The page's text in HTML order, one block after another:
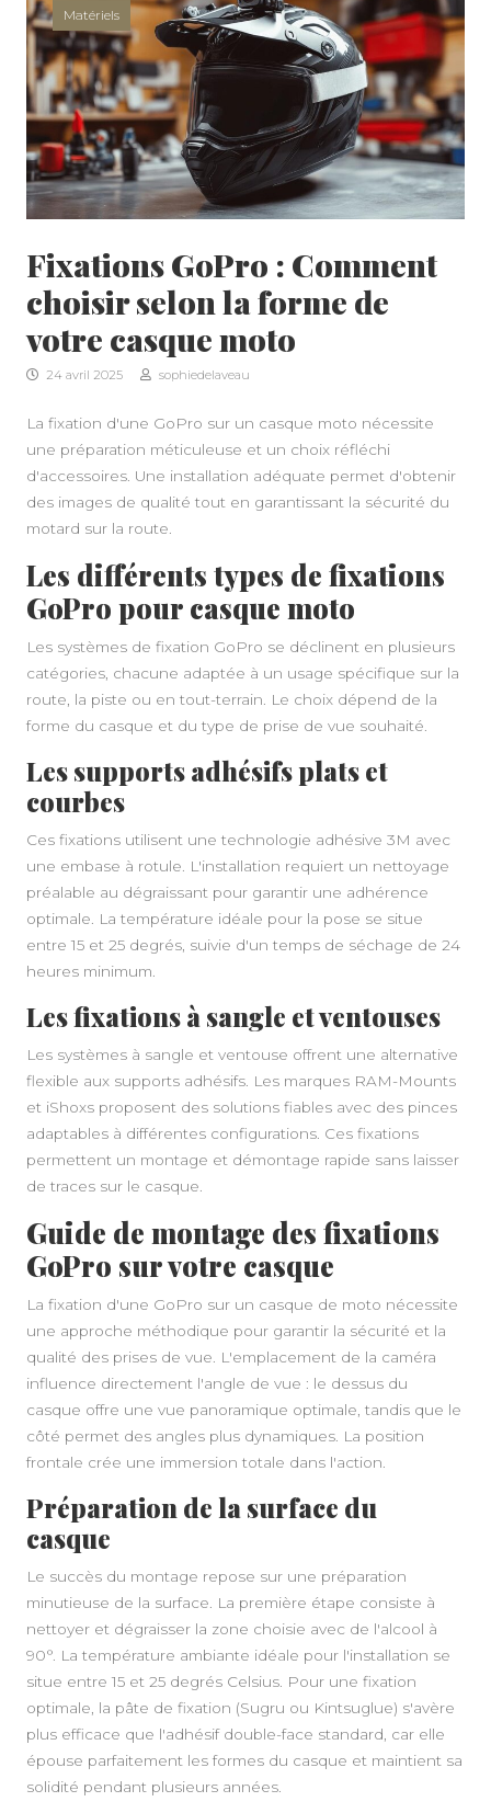
Matériels
Fixations GoPro : Comment
choisir selon la forme de
votre casque moto
24 avril 2025 sophiedelaveau
La fixation d'une GoPro sur un casque moto nécessite
une préparation méticuleuse et un choix réfléchi
d'accessoires. Une installation adéquate permet d'obtenir
des images de qualité tout en garantissant la sécurité du
motard sur la route.
Les différents types de fixations
GoPro pour casque moto
Les systèmes de fixation GoPro se déclinent en plusieurs
catégories, chacune adaptée à un usage spécifique sur la
route, la piste ou en tout-terrain. Le choix dépend de la
forme du casque et du type de prise de vue souhaité.
Les supports adhésifs plats et
courbes
Ces fixations utilisent une technologie adhésive 3M avec
une embase à rotule. L'installation requiert un nettoyage
préalable au dégraissant pour garantir une adhérence
optimale. La température idéale pour la pose se situe
entre 15 et 25 degrés, suivie d'un temps de séchage de 24
heures minimum.
Les fixations à sangle et ventouses
Les systèmes à sangle et ventouse offrent une alternative
flexible aux supports adhésifs. Les marques RAM-Mounts
et iShoxs proposent des solutions fiables avec des pinces
adaptables à différentes configurations. Ces fixations
permettent un montage et démontage rapide sans laisser
de traces sur le casque.
Guide de montage des fixations
GoPro sur votre casque
La fixation d'une GoPro sur un casque de moto nécessite
une approche méthodique pour garantir la sécurité et la
qualité des prises de vue. L'emplacement de la caméra
influence directement l'angle de vue : le dessus du
casque offre une vue panoramique optimale, tandis que le
côté permet des angles plus dynamiques. La position
frontale crée une immersion totale dans l'action.
Préparation de la surface du
casque
Le succès du montage repose sur une préparation
minutieuse de la surface. La première étape consiste à
nettoyer et dégraisser la zone choisie avec de l'alcool à
90°. La température ambiante idéale pour l'installation se
situe entre 15 et 25 degrés Celsius. Pour une fixation
optimale, la pâte de fixation (Sugru ou Kintsuglue) s'avère
plus efficace que l'adhésif double-face standard, car elle
épouse parfaitement les formes du casque et maintient sa
solidité pendant plusieurs années.